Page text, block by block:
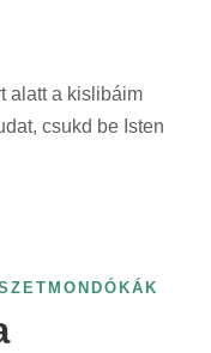
alatt a kislibáim
csukd be Isten